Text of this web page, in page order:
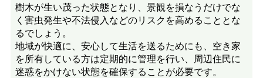
樹木が生い茂った状態となり、景観を損なうだけでな
く害虫発生や不法侵入などのリスクを高めることとな
るでしょう。
地域が快適に、安心して生活を送るためにも、空き家
を所有している方は定期的に管理を行い、周辺住民に
迷惑をかけない状態を確保することが必要です。